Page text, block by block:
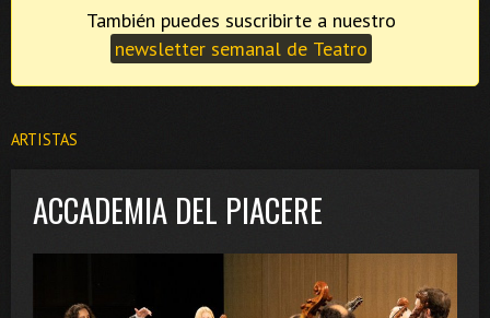
newsletter semanal de Teatro
ARTISTAS
ACCADEMIA DEL PIACERE